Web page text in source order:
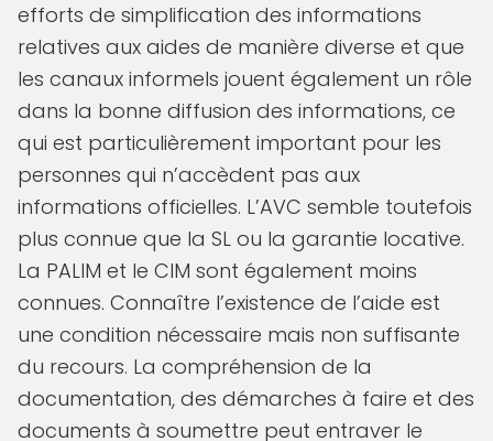
efforts de simplification des informations
relatives aux aides de manière diverse et que
les canaux informels jouent également un rôle
dans la bonne diffusion des informations, ce
qui est particulièrement important pour les
personnes qui n’accèdent pas aux
informations officielles. L’AVC semble toutefois
plus connue que la SL ou la garantie locative.
La PALIM et le CIM sont également moins
connues. Connaître l’existence de l’aide est
une condition nécessaire mais non suffisante
du recours. La compréhension de la
documentation, des démarches à faire et des
documents à soumettre peut entraver le